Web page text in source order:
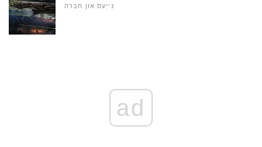
נייַעס און חברה
ad